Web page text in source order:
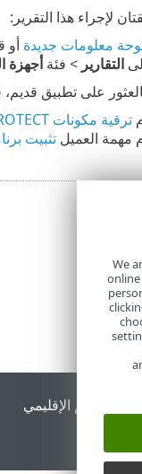
لإجراء هذا التقرير:
معلومات جديدة أو
التقارير > فئةأجهزة
على تطبيق
ترقية مكونات ESET PROTECT
مهمة العميل تثبيت
الدعم الإقليمي
We